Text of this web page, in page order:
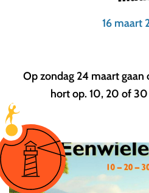
16 maart
Op zondag 24 maart gaan
hort op. 10, 20 of